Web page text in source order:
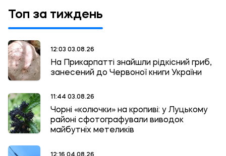
Топ за тиждень
12:03 03.08.26
На Прикарпатті знайшли рідкісний гриб,
занесений до Червоної книги України
11:44 03.08.26
Чорні «колючки» на кропиві: у Луцькому
районі сфотографували виводок
майбутніх метеликів
12:16 04.08.26